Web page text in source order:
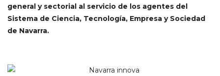
general y sectorial al servicio de los agentes del
Sistema de Ciencia, Tecnología, Empresa y Sociedad
de Navarra.